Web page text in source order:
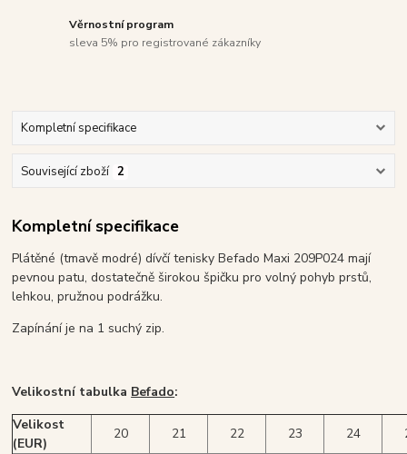
Věrnostní program
sleva 5% pro registrované zákazníky
Kompletní specifikace
Související zboží 2
Kompletní specifikace
Plátěné (tmavě modré) dívčí tenisky Befado Maxi 209P024 mají
pevnou patu, dostatečně širokou špičku pro volný pohyb prstů,
lehkou, pružnou podrážku.
Zapínání je na 1 suchý zip.
Velikostní tabulka Befado:
Velikost
(EUR)
20 21 22 23 24